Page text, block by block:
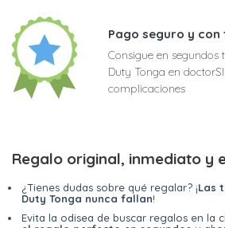
Pago seguro y
Consigue en
Duty Tonga en
complicaciones
Regalo original, inmediato y
¿Tienes dudas sobre qué regalar? ¡Las
Duty Tonga nunca fallan!
Evita la odisea de buscar regalos en la